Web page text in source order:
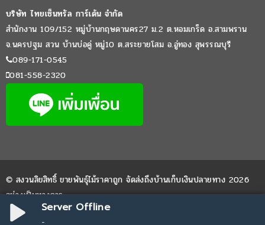
บริษัท ไทยเซ็นทรัล การ์เด้น จำกัด
สำนักงาน 109/152 หมู่บ้านกฤษดานคร27 ม.2 ต.หอมเกร็ด อ.สามพราน
จ.นครปฐม สวน บ้านบ่อคู่ หมู่10 ต.สระยายโสม อ.อู่ทอง สุพรรณบุรี
089-171-0545
081-558-2320
© สงวนลิขสิทธิ์ ขายพันธุ์ไม้ราคาถูก จัดส่งถึงบ้านเก็บเงินปลายทาง 2026
อย่างเป็นทางการ
Website by
Server Offline
-